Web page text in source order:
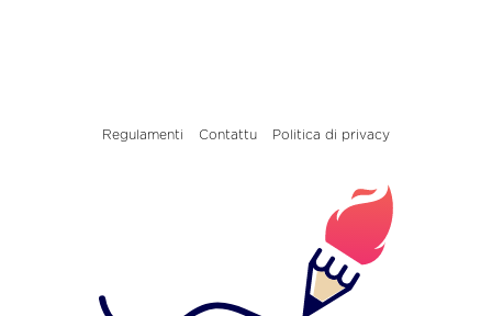
Regulamenti Contattu Politica di privacy